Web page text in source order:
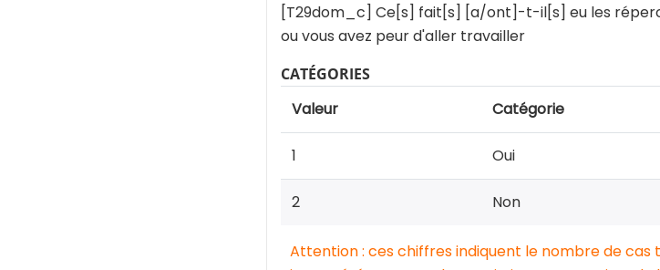
[T29dom_c] Ce[s] fait[s] [a/ont]-t-il[s] eu les
ou vous avez peur d'aller travailler
CATÉGORIES
Valeur Catégorie
1 Oui
2 Non
Attention : ces chiffres indiquent le nombre de